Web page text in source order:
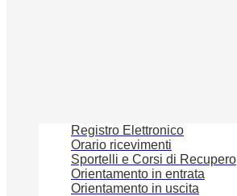
Registro Elettronico
Orario ricevimenti
Sportelli e Corsi di Recupero
Orientamento in entrata
Orientamento in uscita